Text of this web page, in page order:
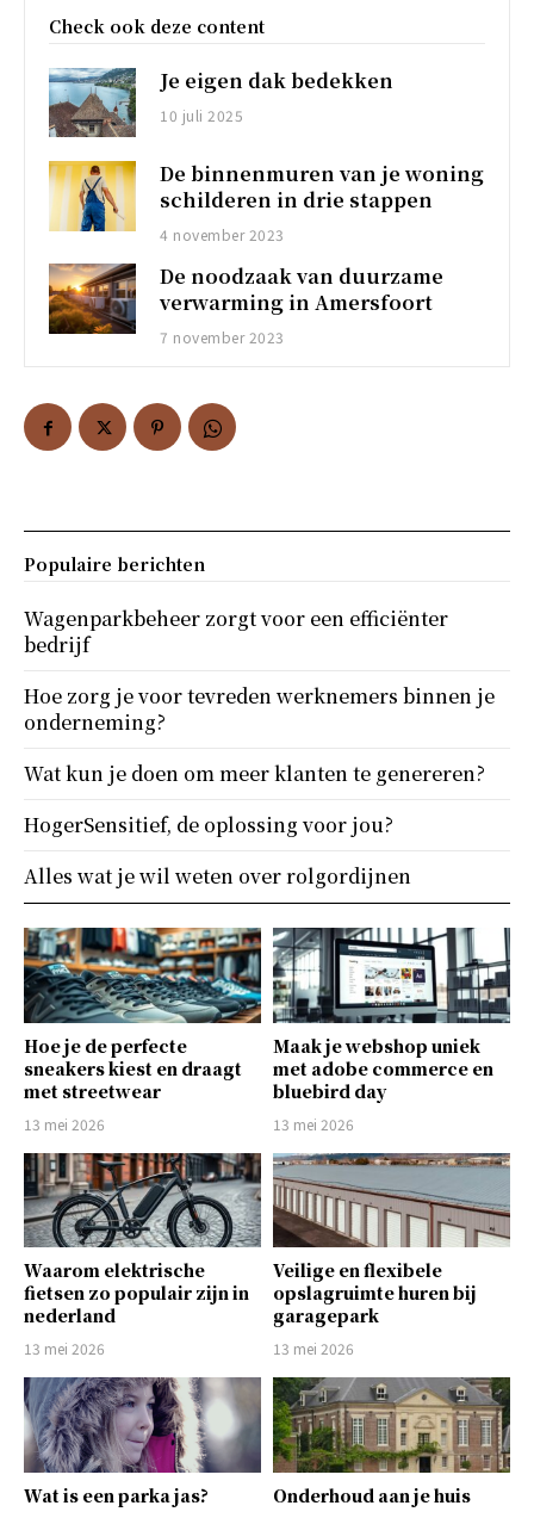
Check ook deze content
Je eigen dak bedekken
10 juli 2025
De binnenmuren van je woning
schilderen in drie stappen
4 november 2023
De noodzaak van duurzame
verwarming in Amersfoort
7 november 2023
Hoe je de perfecte
sneakers kiest en draagt
met streetwear
13 mei 2026
Maak je webshop uniek
met adobe commerce en
bluebird day
13 mei 2026
Waarom elektrische
fietsen zo populair zijn in
nederland
13 mei 2026
Veilige en flexibele
opslagruimte huren bij
garagepark
13 mei 2026
Wat is een parka jas? Onderhoud aan je huis
Populaire berichten
Wagenparkbeheer zorgt voor een efficiënter
bedrijf
Hoe zorg je voor tevreden werknemers binnen je
onderneming?
Wat kun je doen om meer klanten te genereren?
HogerSensitief, de oplossing voor jou?
Alles wat je wil weten over rolgordijnen